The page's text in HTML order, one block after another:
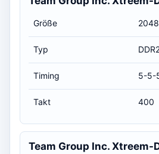
Größe 2048
Typ
Timing
Takt 400
Team Group Inc. Xtreem-